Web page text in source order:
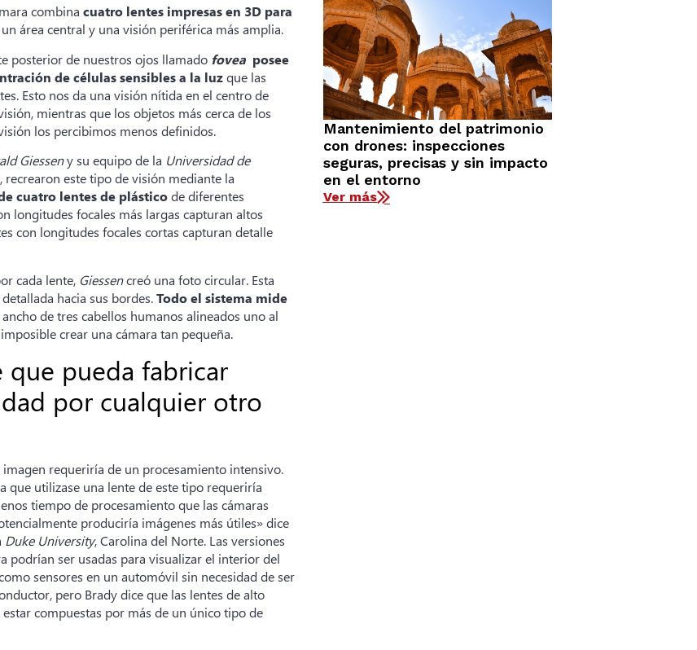
combina cuatro lentes impresas en 3D para
área central y una visión periférica más amplia.
posterior de nuestros ojos llamado fovea posee
de células sensibles a la luzque las
Esto nos da una visión nítida en el centro de
mientras que los objetos más cerca de los
los percibimos menos definidos.
Giesseny su equipo de la Universidad de
recrearon este tipo de visión mediante la
cuatro lentes de plásticode diferentes
longitudes focales más largas capturan altos
con longitudes focales cortas capturan detalle
cada lente, Giessencreó una foto circular. Esta
hacia sus bordes.Todo el sistema mide
de tres cabellos humanos alineados uno al
crear una cámara tan pequeña.
pueda fabricar
por cualquier otro
imagen requeriría de un procesamiento intensivo.
que utilizase una lente de este tipo requeriría
tiempo de procesamiento que las cámaras
produciría imágenes más útiles» dice
Duke University, Carolina del Norte. Las versiones
podrían ser usadas para visualizar el interior del
sensores en un automóvil sin necesidad de ser
pero Brady dice que las lentes de alto
compuestas por más de un único tipo de
Mantenimiento del patrimonio
con drones: inspecciones
seguras, precisas y sin impacto
en el entorno
Ver más